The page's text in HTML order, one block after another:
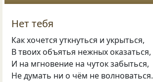
Нет тебя
Как хочется уткнуться и укрыться,
В твоих объятья нежных оказаться,
И на мгновение на чуток забыться,
Не думать ни о чём не волноваться.